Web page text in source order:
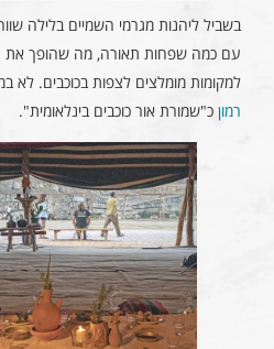
בשביל ליהנות מגרמי השמיים בלילה
עם כמה שפחות תאורה, מה שהופך את
למקומות מומלצים לצפות בכוכבים. לא
רמון כ"שמורת אור כוכבים בינלאומית".